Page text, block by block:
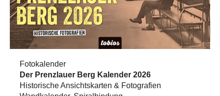
Fotokalender
Der Prenzlauer Berg Kalender 2026
Historische Ansichtskarten & Fotografien